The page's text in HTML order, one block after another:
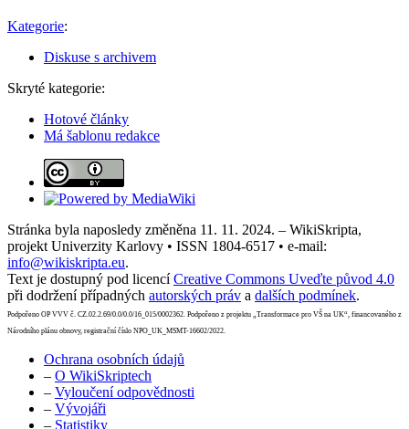
Kategorie:
Diskuse s archivem
Skryté kategorie:
Hotové články
Má šablonu redakce
Stránka byla naposledy změněna 11. 11. 2024. – WikiSkripta,
projekt Univerzity Karlovy • ISSN 1804-6517 • e-mail:
info@wikiskripta.eu.
Text je dostupný pod licencíCreative Commons Uveďte původ 4.0
při dodržení případných autorských práv a dalších podmínek.
Podpořeno OP VVV č. CZ.02.2.69/0.0/0.0/16_015/0002362. Podpořeno z projektu „Transformace pro VŠ na UK“, financovaného z
Národního plánu obnovy, registrační číslo NPO_UK_MSMT-16602/2022.
Ochrana osobních údajů
– O WikiSkriptech
– Vyloučení odpovědnosti
– Vývojáři
– Statistiky